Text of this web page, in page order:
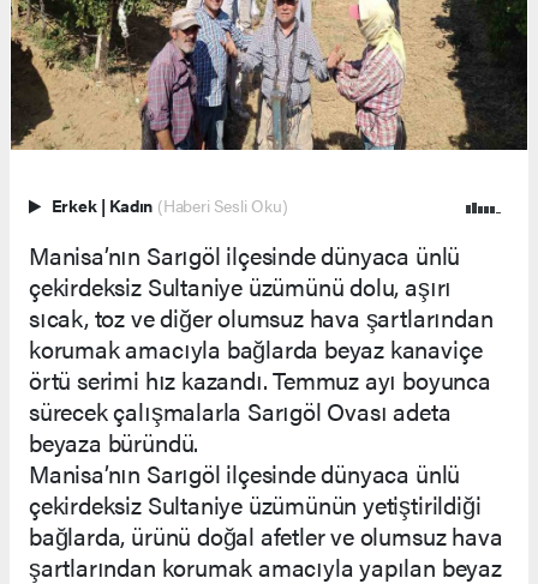
Erkek | Kadın (Haberi Sesli Oku)
Manisa’nın Sarıgöl ilçesinde dünyaca ünlü
çekirdeksiz Sultaniye üzümünü dolu, aşırı
sıcak, toz ve diğer olumsuz hava şartlarından
korumak amacıyla bağlarda beyaz kanaviçe
örtü serimi hız kazandı. Temmuz ayı boyunca
sürecek çalışmalarla Sarıgöl Ovası adeta
beyaza büründü.
Manisa’nın Sarıgöl ilçesinde dünyaca ünlü
çekirdeksiz Sultaniye üzümünün yetiştirildiği
bağlarda, ürünü doğal afetler ve olumsuz hava
şartlarından korumak amacıyla yapılan beyaz